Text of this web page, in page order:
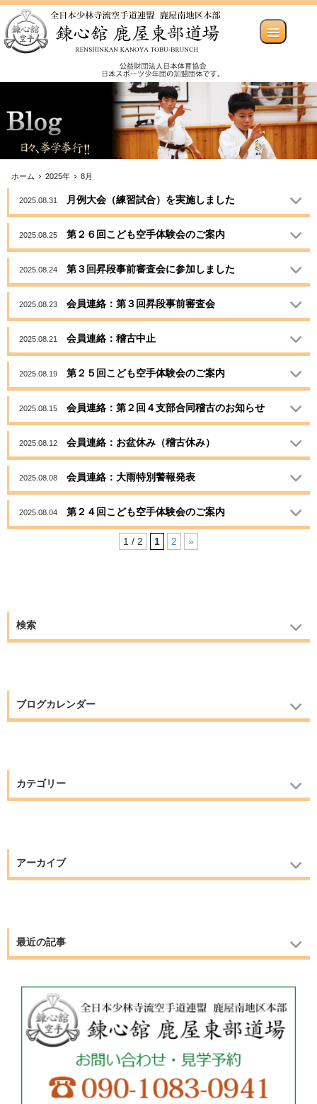
ホーム 2025年 8月
2025.08.31 月例大会（練習試合）を実施しました
2025.08.25 第２６回こども空手体験会のご案内
2025.08.24 第３回昇段事前審査会に参加しました
2025.08.23 会員連絡：第３回昇段事前審査会
2025.08.21 会員連絡：稽古中止
2025.08.19 第２５回こども空手体験会のご案内
2025.08.15 会員連絡：第２回４支部合同稽古のお知らせ
2025.08.12 会員連絡：お盆休み（稽古休み）
2025.08.08 会員連絡：大雨特別警報発表
2025.08.04 第２４回こども空手体験会のご案内
1 / 2 1 2 »
検索
ブログカレンダー
カテゴリー
アーカイブ
最近の記事